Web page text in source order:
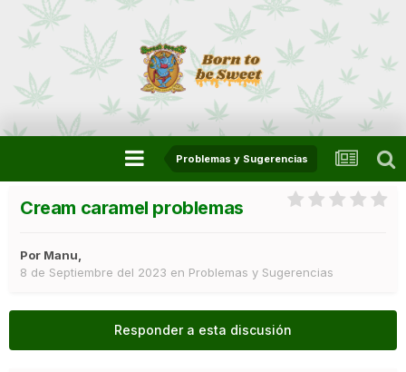
Problemas y Sugerencias
Cream caramel problemas
Por Manu,
8 de Septiembre del 2023 en Problemas y Sugerencias
Responder a esta discusión